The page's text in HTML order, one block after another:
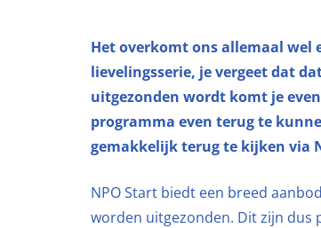
Het overkomt ons allemaal wel
lievelingsserie, je vergeet dat
uitgezonden wordt komt je
programma even terug te
gemakkelijk terug te kijken via
NPO Start biedt een breed
worden uitgezonden. Dit zijn dus